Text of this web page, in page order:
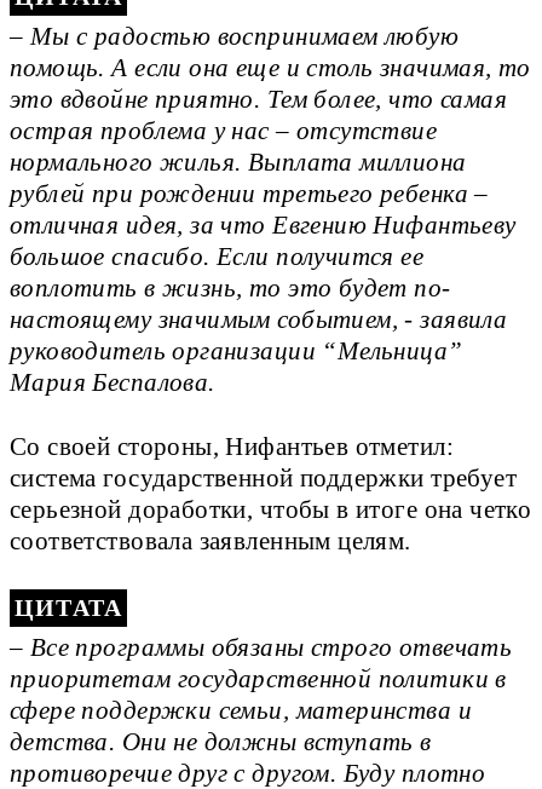
– Мы с радостью воспринимаем любую
помощь. А если она еще и столь значимая, то
это вдвойне приятно. Тем более, что самая
острая проблема у нас – отсутствие
нормального жилья. Выплата миллиона
рублей при рождении третьего ребенка –
отличная идея, за что Евгению Нифантьеву
большое спасибо. Если получится ее
воплотить в жизнь, то это будет по-
настоящему значимым событием, - заявила
руководитель организации “Мельница”
Мария Беспалова.
Со своей стороны, Нифантьев отметил:
система государственной поддержки требует
серьезной доработки, чтобы в итоге она четко
соответствовала заявленным целям.
– Все программы обязаны строго отвечать
приоритетам государственной политики в
сфере поддержки семьи, материнства и
детства. Они не должны вступать в
противоречие друг с другом. Буду плотно